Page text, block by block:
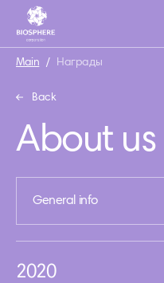
Main / Награды
Back
About us
General info
2020